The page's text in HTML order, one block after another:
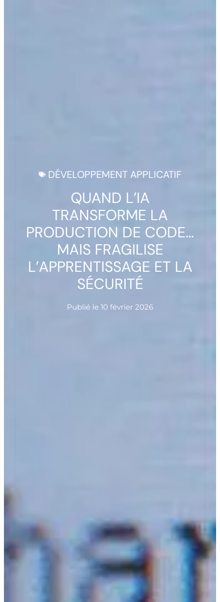
DÉVELOPPEMENT APPLICATIF
QUAND L’IA
TRANSFORME LA
PRODUCTION DE CODE…
MAIS FRAGILISE
L’APPRENTISSAGE ET LA
SÉCURITÉ
Publié le 10 février 2026